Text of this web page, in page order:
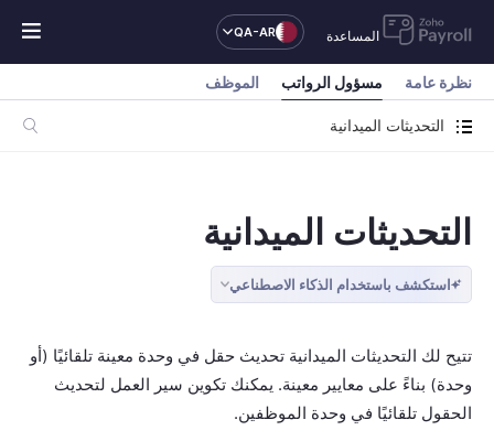
المساعدة QA-AR
التحديثات الميدانية
نظرة عامة مسؤول الرواتب الموظف
التحديثات الميدانية
استكشف باستخدام الذكاء الاصطناعي
تتيح لك التحديثات الميدانية تحديث حقل في وحدة معينة تلقائيًا (أو
وحدة) بناءً على معايير معينة. يمكنك تكوين سير العمل لتحديث
الحقول تلقائيًا في وحدة الموظفين.